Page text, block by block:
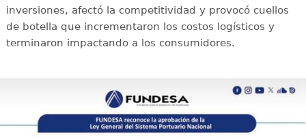
inversiones, afectó la competitividad y provocó cuellos
de botella que incrementaron los costos logísticos y
terminaron impactando a los consumidores.